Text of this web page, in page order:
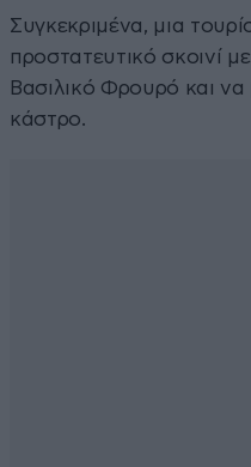
Συγκεκριμένα, μια
προστατευτικό σκοινί
Βασιλικό Φρουρό και
κάστρο.